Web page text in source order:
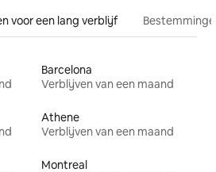
voor een lang verblijf
Barcelona
Verblijven van een maand
Athene
Verblijven van een maand
Montreal